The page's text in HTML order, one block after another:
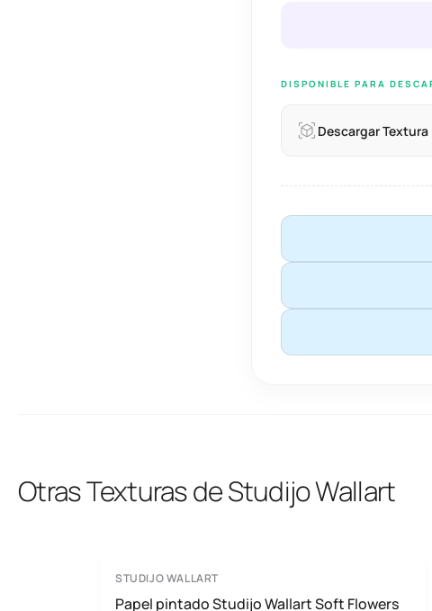
DISPONIBLE PARA
Descargar Textura
Otras Texturas de Studijo Wallart
STUDIJO WALLART
Papel pintado Studijo Wallart Soft Flowers